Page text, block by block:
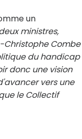
un
ministres,
Combe
du handicap
donc une vision
vers une
le Collectif